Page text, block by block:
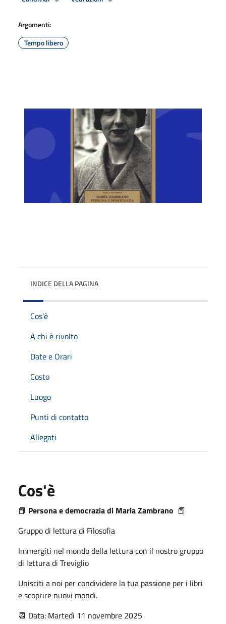
Argomenti:
Tempo libero
INDICE DELLA PAGINA
Cos'è
A chi è rivolto
Date e Orari
Costo
Luogo
Punti di contatto
Allegati
Cos'è
📕 Persona e democrazia di Maria Zambrano 📕
Gruppo di lettura di Filosofia
Immergiti nel mondo della lettura con il nostro gruppo
di lettura di Treviglio
Unisciti a noi per condividere la tua passione per i libri
e scoprire nuovi mondi.
📆 Data: Martedì 11 novembre 2025